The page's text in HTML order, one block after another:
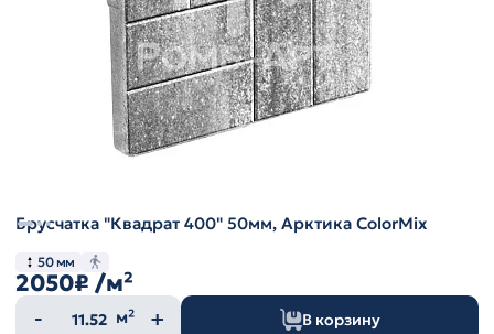
Брусчатка "Квадрат 400" 50мм, Арктика ColorMix
50 мм
2050₽ /м²
Количество
м² В корзину